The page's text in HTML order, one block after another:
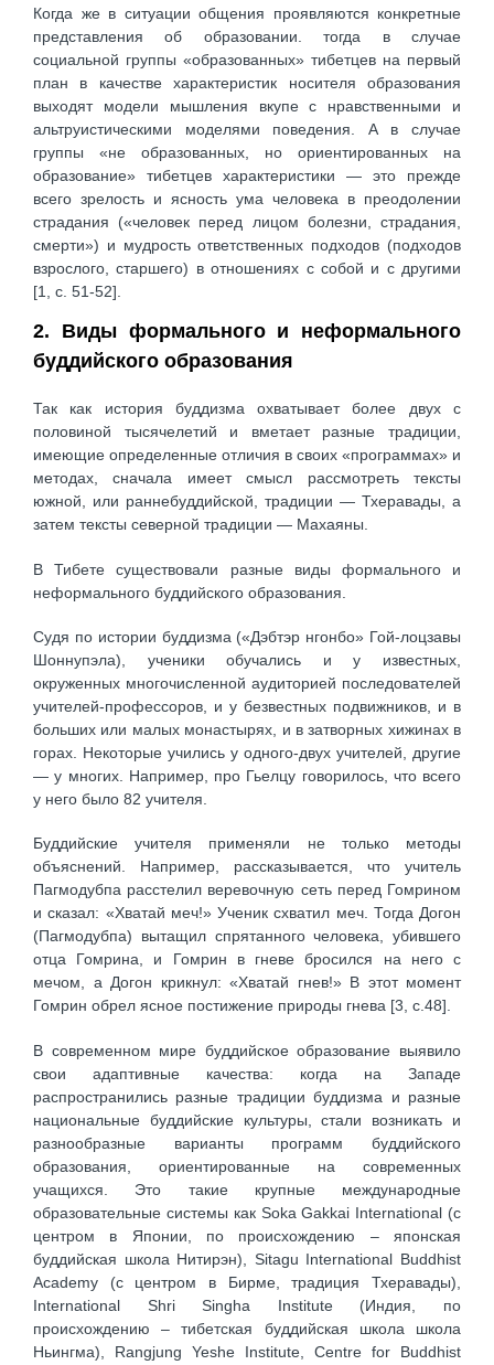
Когда же в ситуации общения проявляются конкретные
представления об образовании. тогда в случае
социальной группы «образованных» тибетцев на первый
план в качестве характеристик носителя образования
выходят модели мышления вкупе с нравственными и
альтруистическими моделями поведения. А в случае
группы «не образованных, но ориентированных на
образование» тибетцев характеристики — это прежде
всего зрелость и ясность ума человека в преодолении
страдания («человек перед лицом болезни, страдания,
смерти») и мудрость ответственных подходов (подходов
взрослого, старшего) в отношениях с собой и с другими
[1, c. 51-52].
2. Виды формального и неформального
буддийского образования
Так как история буддизма охватывает более двух с
половиной тысячелетий и вметает разные традиции,
имеющие определенные отличия в своих «программах» и
методах, сначала имеет смысл рассмотреть тексты
южной, или раннебуддийской, традиции — Тхеравады, а
затем тексты северной традиции — Махаяны.
В Тибете существовали разные виды формального и
неформального буддийского образования.
Судя по истории буддизма («Дэбтэр нгонбо» Гой-лоцзавы
Шоннупэла), ученики обучались и у известных,
окруженных многочисленной аудиторией последователей
учителей-профессоров, и у безвестных подвижников, и в
больших или малых монастырях, и в затворных хижинах в
горах. Некоторые учились у одного-двух учителей, другие
— у многих. Например, про Гьелцу говорилось, что всего
у него было 82 учителя.
Буддийские учителя применяли не только методы
объяснений. Например, рассказывается, что учитель
Пагмодубпа расстелил веревочную сеть перед Гомрином
и сказал: «Хватай меч!» Ученик схватил меч. Тогда Догон
(Пагмодубпа) вытащил спрятанного человека, убившего
отца Гомрина, и Гомрин в гневе бросился на него с
мечом, а Догон крикнул: «Хватай гнев!» В этот момент
Гомрин обрел ясное постижение природы гнева [3, c.48].
В современном мире буддийское образование выявило
свои адаптивные качества: когда на Западе
распространились разные традиции буддизма и разные
национальные буддийские культуры, стали возникать и
разнообразные варианты программ буддийского
образования, ориентированные на современных
учащихся. Это такие крупные международные
образовательные системы как Soka Gakkai International (с
центром в Японии, по происхождению – японская
буддийская школа Нитирэн), Sitagu International Buddhist
Academy (с центром в Бирме, традиция Тхеравады),
International Shri Singha Institute (Индия, по
происхождению – тибетская буддийская школа школа
Ньингма), Rangjung Yeshe Institute, Centre for Buddhist